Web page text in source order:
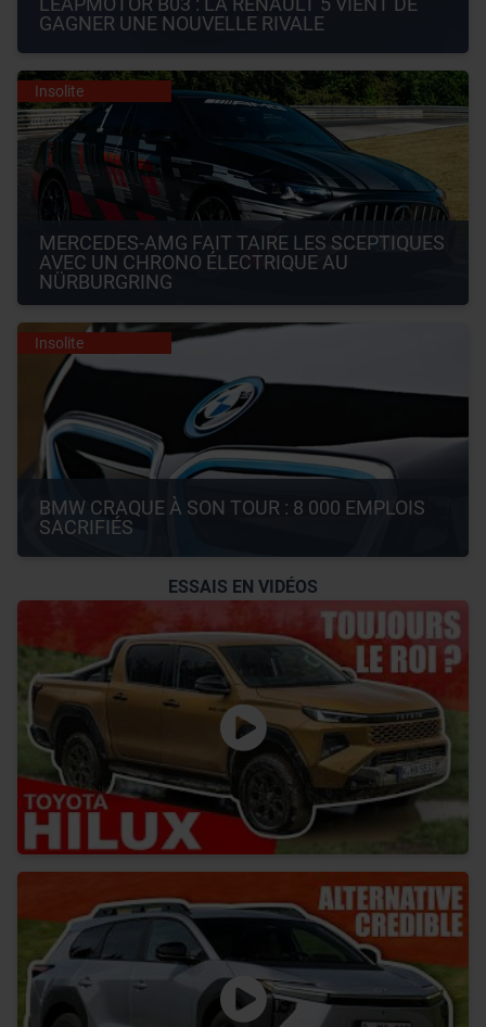
GAGNER UNE NOUVELLE RIVALE
Insolite
MERCEDES-AMG FAIT TAIRE LES SCEPTIQUES
AVEC UN CHRONO ÉLECTRIQUE AU
NÜRBURGRING
Insolite
BMW CRAQUE À SON TOUR : 8 000 EMPLOIS
SACRIFIÉS
ESSAIS EN VIDÉOS